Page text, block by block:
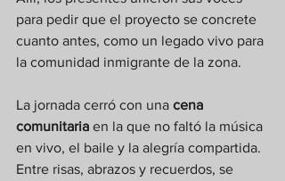
para pedir que el proyecto se concrete
cuanto antes, como un legado vivo para
la comunidad inmigrante de la zona.
La jornada cerró con una cena
comunitaria en la que no faltó la música
en vivo, el baile y la alegría compartida.
Entre risas, abrazos y recuerdos, se